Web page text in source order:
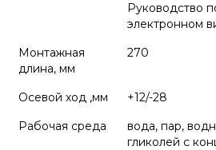
Руководство
электронном
Монтажная
длина, мм
270
Осевой ход ,мм
+12/-28
Рабочая среда
вода, пар,
гликолей с